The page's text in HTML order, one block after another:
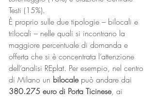
Testi (15%).
È proprio sulle due tipologie – bilocali e
trilocali – nelle quali si incontrano la
maggiore percentuale di domanda e
offerta che si è concentrata l’attenzione
dell’analisi REplat. Per esempio, nel centro
di Milano un bilocale può andare dai
380.275 euro di Porta Ticinese, ai